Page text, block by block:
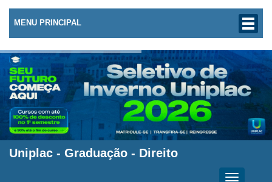
MENU PRINCIPAL
Uniplac - Graduação - Direito
Toggle